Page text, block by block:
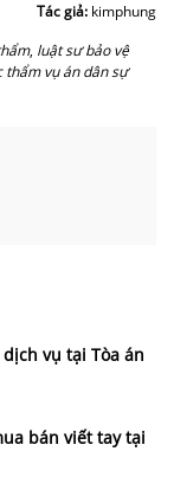
Tác giả: kimphung
, luật sư bảo vệ
thẩm vụ án dân sự
vụ tại Tòa án
bán viết tay tại